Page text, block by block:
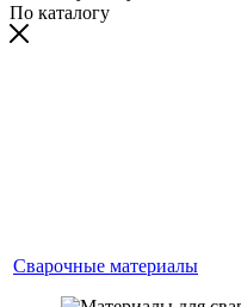
По каталогу
Сварочные материалы